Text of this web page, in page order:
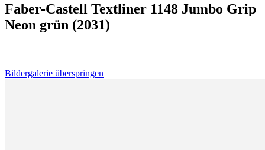
Faber-Castell Textliner 1148 Jumbo Grip
Neon grün (2031)
Bildergalerie überspringen